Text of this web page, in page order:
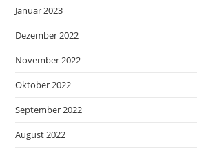
Januar 2023
Dezember 2022
November 2022
Oktober 2022
September 2022
August 2022